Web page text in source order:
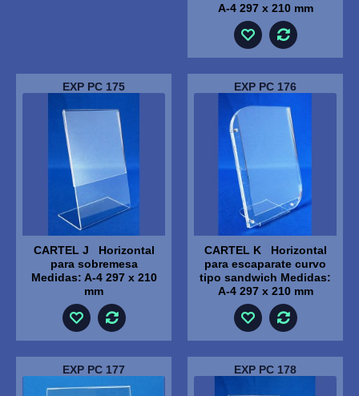
A-4 297 x 210 mm
EXP PC 175
CARTEL J Horizontal
para sobremesa
Medidas: A-4 297 x 210
mm
EXP PC 176
CARTEL K Horizontal
para escaparate curvo
tipo sandwich Medidas:
A-4 297 x 210 mm
EXP PC 177 EXP PC 178